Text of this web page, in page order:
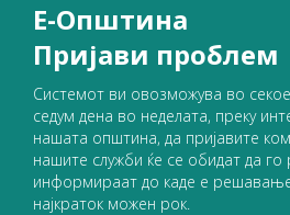
Е-Општина
Пријави проблем
Системот ви овозможува во
седум дена во неделата, преку
нашата општина, да пријавите
нашите служби ќе се обидат да
информираат до каде е
најкраток можен рок.